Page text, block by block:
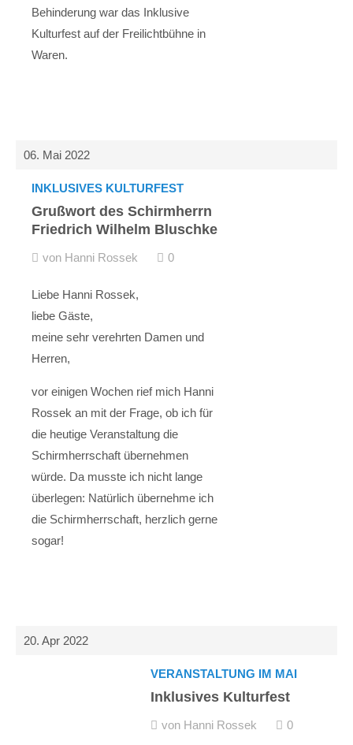
Behinderung war das Inklusive
Kulturfest auf der Freilichtbühne in
Waren.
06. Mai 2022
INKLUSIVES KULTURFEST
Grußwort des Schirmherrn
Friedrich Wilhelm Bluschke
von Hanni Rossek 0
Liebe Hanni Rossek,
liebe Gäste,
meine sehr verehrten Damen und
Herren,
vor einigen Wochen rief mich Hanni
Rossek an mit der Frage, ob ich für
die heutige Veranstaltung die
Schirmherrschaft übernehmen
würde. Da musste ich nicht lange
überlegen: Natürlich übernehme ich
die Schirmherrschaft, herzlich gerne
sogar!
20. Apr 2022
VERANSTALTUNG IM MAI
Inklusives Kulturfest
von Hanni Rossek 0